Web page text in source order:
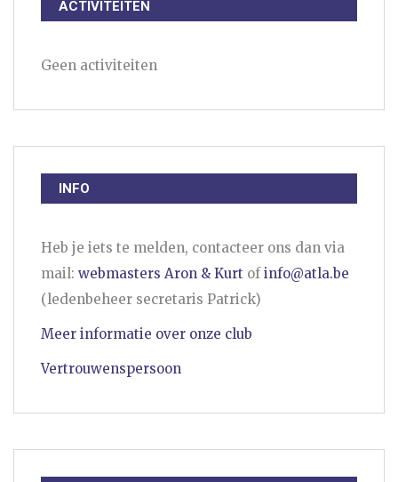
ACTIVITEITEN
Geen activiteiten
INFO
Heb je iets te melden, contacteer ons dan via
mail: webmasters Aron & Kurt ofinfo@atla.be
(ledenbeheer secretaris Patrick)
Meer informatie over onze club
Vertrouwenspersoon